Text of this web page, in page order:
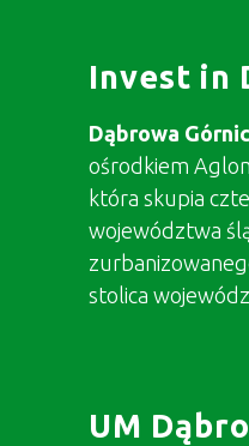
Invest in
Dąbrowa
ośrodkiem
która skupia
województwa
stolica
UM